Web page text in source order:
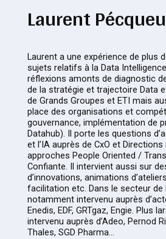
Laurent
Laurent a une expérience de plus
sujets relatifs à la Data
réflexions amonts de diagnostic
de la stratégie et trajectoire Data
de Grands Groupes et ETI mais
place des organisations et
gouvernance, implémentation de
Datahub). Il porte les questions
et l’IA auprès de CxO et
approches People Oriented /
Confiante. Il intervient aussi sur
d’innovations, animations
facilitation etc. Dans le secteur de
notamment intervenu auprès
Enedis, EDF, GRTgaz, Engie. Plus
intervenu auprès d’Adeo, Pernod
Thales, SGD Pharma…